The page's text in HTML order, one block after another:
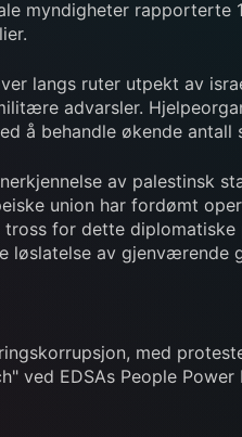
myndigheter rapporterte
langs ruter utpekt av
advarsler.
å behandle økende antall
av palestinsk
union har fordømt
for dette diplomatiske
løslatelse av gjenværende
med
ved EDSAs People Power